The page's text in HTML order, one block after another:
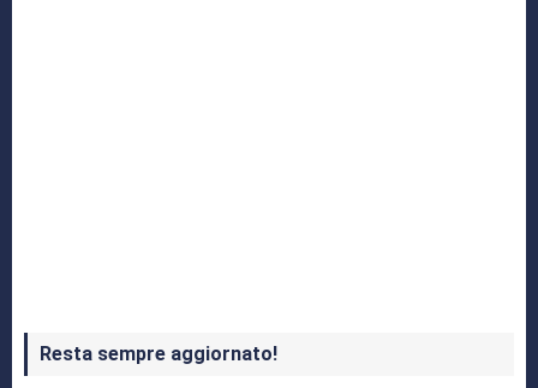
Resta sempre aggiornato!